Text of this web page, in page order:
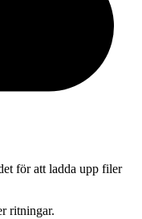
för att ladda upp filer
ritningar.